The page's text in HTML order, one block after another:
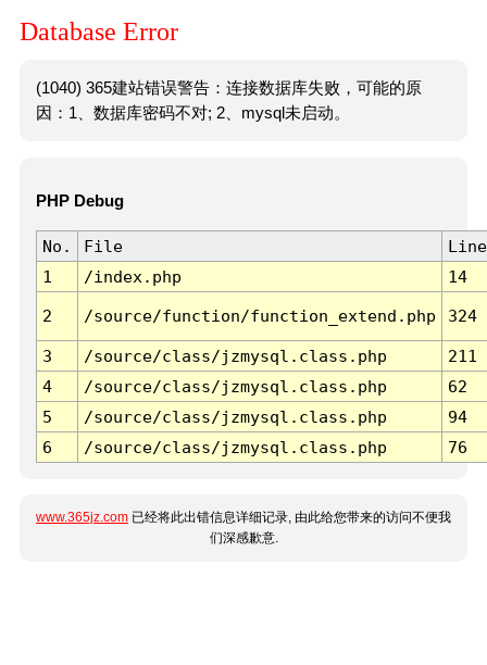
Database Error
(1040) 365建站错误警告：连接数据库失败，可能的原
因：1、数据库密码不对; 2、mysql未启动。
PHP Debug
No. File
Line
1
/index.php 14
2 /source/function/function_extend.php 324
3 /source/class/jzmysql.class.php
211
4
/source/class/jzmysql.class.php
62
5
/source/class/jzmysql.class.php
94
6
/source/class/jzmysql.class.php 76
www.365jz.com 已经将此出错信息详细记录, 由此给您带来的访问不便我
们深感歉意.